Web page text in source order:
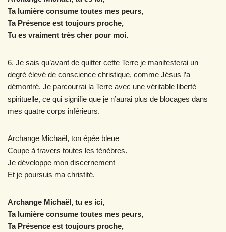
Ta lumière consume toutes mes peurs,
Ta Présence est toujours proche,
Tu es vraiment très cher pour moi.
6. Je sais qu’avant de quitter cette Terre je manifesterai un
degré élevé de conscience christique, comme Jésus l’a
démontré. Je parcourrai la Terre avec une véritable liberté
spirituelle, ce qui signifie que je n’aurai plus de blocages dans
mes quatre corps inférieurs.
Archange Michaël, ton épée bleue
Coupe à travers toutes les ténèbres.
Je développe mon discernement
Et je poursuis ma christité.
Archange Michaël, tu es ici,
Ta lumière consume toutes mes peurs,
Ta Présence est toujours proche,